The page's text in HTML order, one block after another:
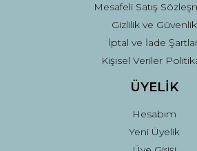
Mesafeli Satış
Gizlilik ve Güvenlik
İptal ve İade
Kişisel Veriler
ÜYELİK
Hesabım
Yeni Üyelik